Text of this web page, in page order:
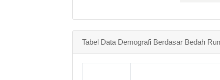
Tabel Data Demografi Berdasar Bedah